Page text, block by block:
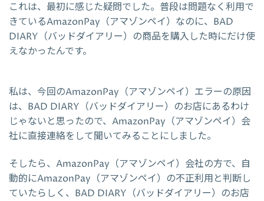
これは、最初に感じた疑問でした。普段は問題なく利用で
きているAmazonPay（アマゾンペイ）なのに、BAD
DIARY（バッドダイアリー）の商品を購入した時にだけ使
えなかったんです。
私は、今回のAmazonPay（アマゾンペイ）エラーの原因
は、BAD DIARY（バッドダイアリー）のお店にあるわけ
じゃないと思ったので、AmazonPay（アマゾンペイ）会
社に直接連絡をして聞いてみることにしました。
そしたら、AmazonPay（アマゾンペイ）会社の方で、自
動的にAmazonPay（アマゾンペイ）の不正利用と判断し
ていたらしく、BAD DIARY（バッドダイアリー）のお店